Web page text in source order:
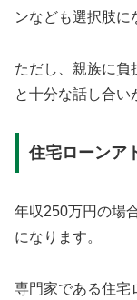
ンなども選択肢に
ただし、親族に負
と十分な話し合い
住宅ローンア
年収250万円の場
になります。
専門家である住宅